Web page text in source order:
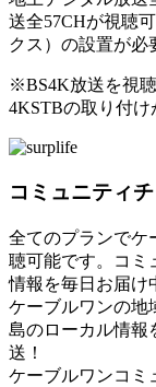
送全57CHが視聴
クス）の設置が必
※BS4K放送を視
4KSTBの取り付け
コミュニティ
全てのプランでケ
聴可能です。コミ
情報を毎日お届け
ケーブルワンの地
島のローカル情報
送！
ケーブルワンコミ